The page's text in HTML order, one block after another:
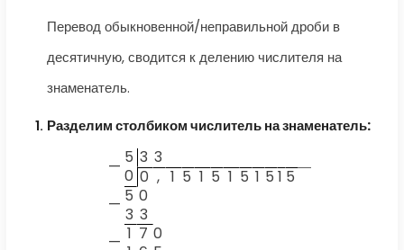
Перевод обыкновенной/неправильной дроби в
десятичную, сводится к делению числителя на
знаменатель.
Разделим столбиком числитель на знаменатель:
— 5 3 3
0 0 , 1 5 1 5 1 5 1 5 1 5
— 5 0
3 3
— 1 7 0